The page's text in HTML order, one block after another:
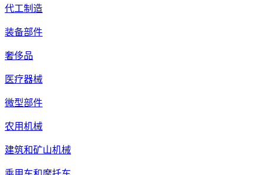
代工制造
装备部件
奢侈品
医疗器械
微型部件
农用机械
建筑和矿山机械